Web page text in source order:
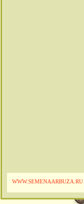
WWW.SEMENAARBUZA.RU